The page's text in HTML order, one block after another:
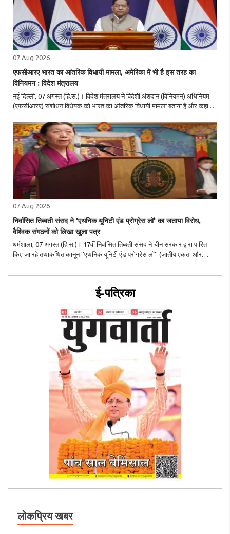
07 Aug 2026
एफसीआरए भारत का आंतरिक विधायी मामला, अमेरिका में भी है इस तरह का
विनियमन : विदेश मंत्रालय
नई दिल्ली, 07 अगस्त (हि.स.)। विदेश मंत्रालय ने विदेशी अंशदान (विनियमन) अधिनियम
(एफसीआरए) संशोधन विधेयक को भारत का आंतरिक विधायी मामला बताया है और कहा कि
अंतरराष्ट्रीय स्तर ..
07 Aug 2026
निर्वासित तिब्बती संसद ने 'एथनिक यूनिटी एंड प्रोग्रेस लॉ' का जताया विरोध,
वैश्विक संगठनों को लिखा खुला पत्र
धर्मशाला, 07 अगस्त (हि.स.)। 17वीं निर्वासित तिब्बती संसद ने चीन सरकार द्वारा पारित
किए जा रहे तथाकथित कानून ''एथनिक यूनिटी एंड प्रोग्रेस लॉ'' (जातीय एकता और
ई-पत्रिका
लोकप्रिय खबर